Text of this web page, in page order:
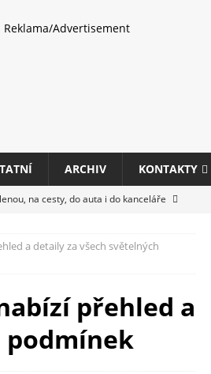
Reklama/Advertisement
ARCHIV KONTAKTY
na cesty, do auta i do kanceláře
nové příslušenství pro hráče,
tiskáren Canon imageFORCE s modely
a detaily za všech světelných
přehled a
podmínek